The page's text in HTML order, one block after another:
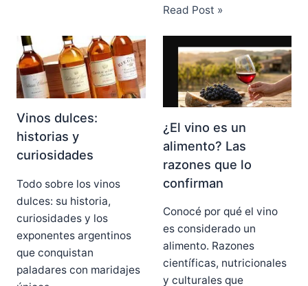
Read Post »
Vinos dulces:
historias y
curiosidades
Todo sobre los vinos
dulces: su historia,
curiosidades y los
exponentes argentinos
que conquistan
paladares con maridajes
¿El vino es un
alimento? Las
razones que lo
confirman
Conocé por qué el vino
es considerado un
alimento. Razones
científicas, nutricionales
y culturales que